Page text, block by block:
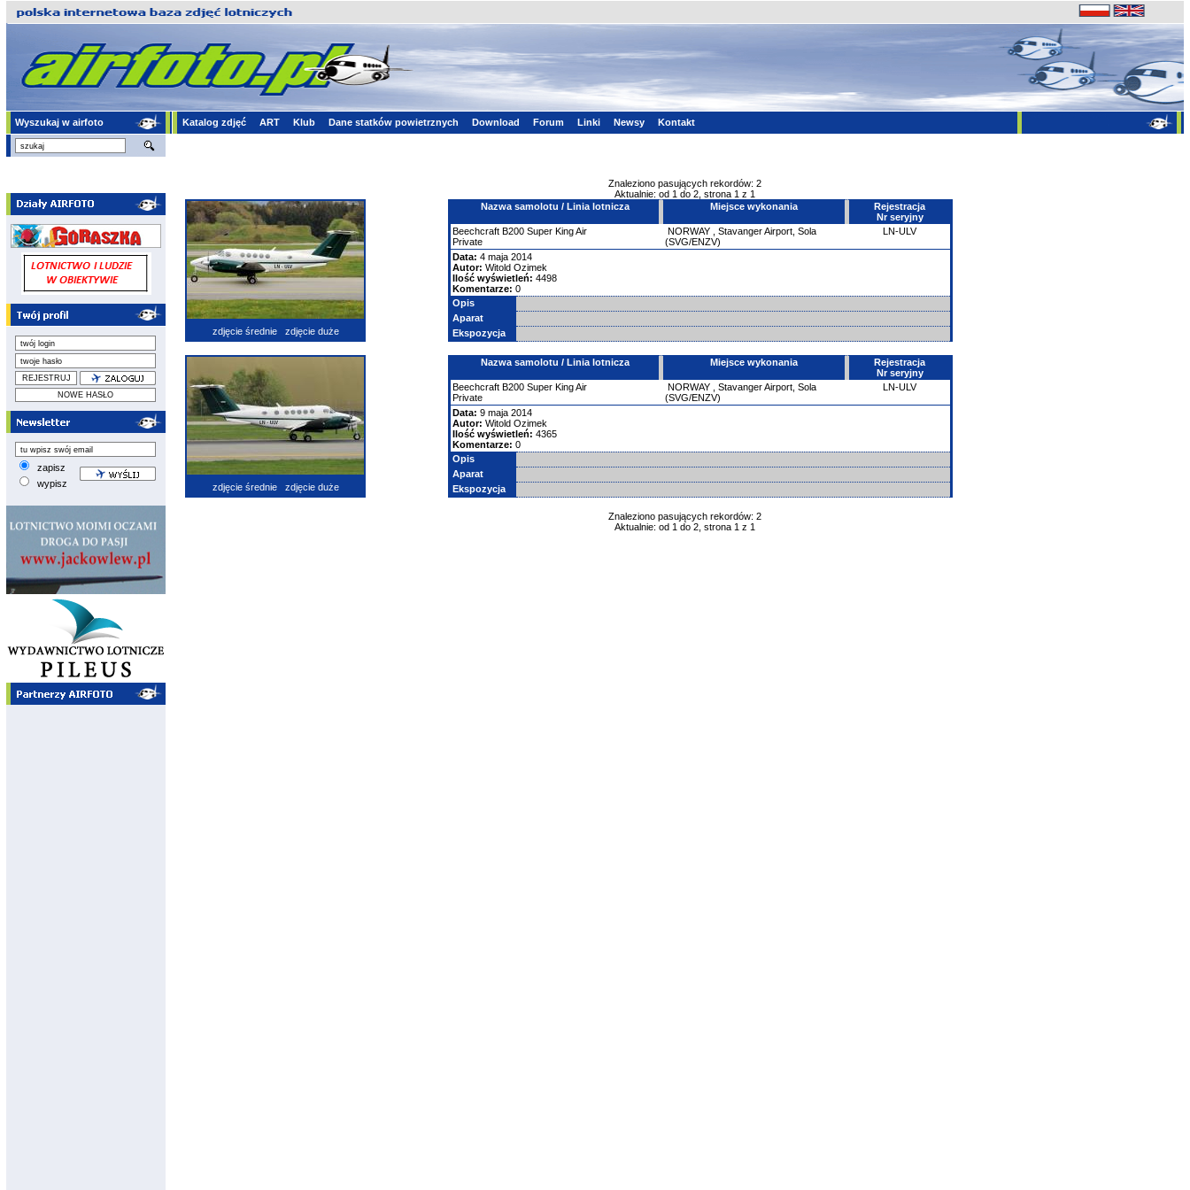
Wyszukaj w airfoto Katalog zdjęć ART Klub Dane statków powietrznych Download Forum Linki Newsy Kontakt
zapisz
wypisz
Znaleziono pasujących rekordów: 2
Aktualnie: od 1 do 2, strona 1 z 1
zdjęcie średnie zdjęcie duże
Nazwa samolotu / Linia lotnicza Miejsce wykonania
Rejestracja
Nr seryjny
Beechcraft B200 Super King Air
Private
NORWAY
Stavanger Airport, Sola
(SVG/ENZV)
LN-ULV
Data: 4 maja 2014
Autor: Witold Ozimek
Ilość wyświetleń: 4498
Komentarze: 0
Opis
Aparat
Ekspozycja
zdjęcie średnie zdjęcie duże
Nazwa samolotu / Linia lotnicza Miejsce wykonania
Rejestracja
Nr seryjny
Beechcraft B200 Super King Air
Private
NORWAY
Stavanger Airport, Sola
(SVG/ENZV)
LN-ULV
Data: 9 maja 2014
Autor: Witold Ozimek
Ilość wyświetleń: 4365
Komentarze: 0
Opis
Aparat
Ekspozycja
Znaleziono pasujących rekordów: 2
Aktualnie: od 1 do 2, strona 1 z 1